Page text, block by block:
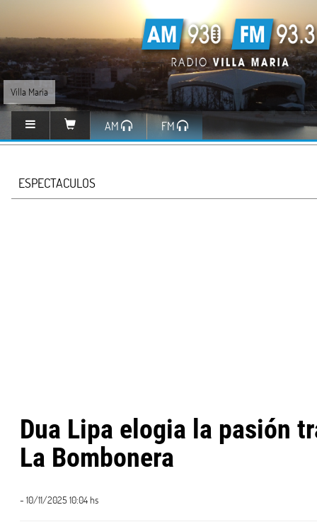
Villa María
AM FM
ESPECTACULOS
Dua Lipa elogia la pasión
La Bombonera
- 10/11/2025 10:04 hs